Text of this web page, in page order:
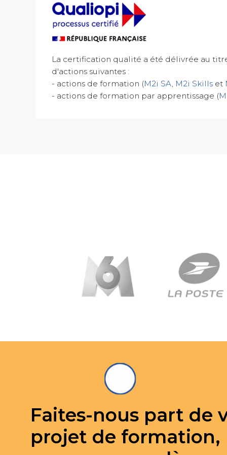
La certification qualité a été délivrée au
d'actions suivantes :
- actions de formation (M2i SA, M2i Skillset
- actions de formation par apprentissage (
Faites-nous part de
projet de formation,